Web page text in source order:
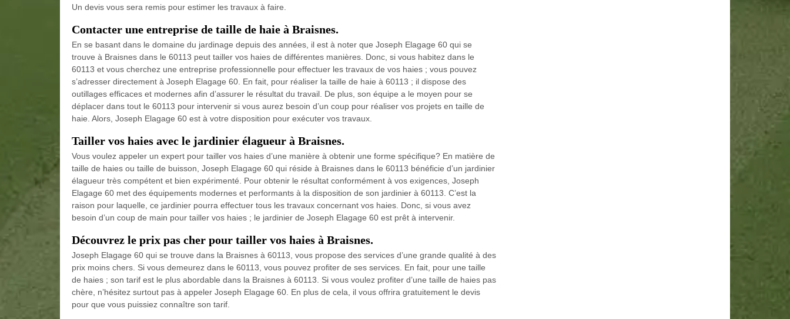
Un devis vous sera remis pour estimer les travaux à faire.
Contacter une entreprise de taille de haie à Braisnes.
En se basant dans le domaine du jardinage depuis des années, il est à noter que Joseph Elagage 60 qui se
trouve à Braisnes dans le 60113 peut tailler vos haies de différentes manières. Donc, si vous habitez dans le
60113 et vous cherchez une entreprise professionnelle pour effectuer les travaux de vos haies ; vous pouvez
s’adresser directement à Joseph Elagage 60. En fait, pour réaliser la taille de haie à 60113 ; il dispose des
outillages efficaces et modernes afin d’assurer le résultat du travail. De plus, son équipe a le moyen pour se
déplacer dans tout le 60113 pour intervenir si vous aurez besoin d’un coup pour réaliser vos projets en taille de
haie. Alors, Joseph Elagage 60 est à votre disposition pour exécuter vos travaux.
Tailler vos haies avec le jardinier élagueur à Braisnes.
Vous voulez appeler un expert pour tailler vos haies d’une manière à obtenir une forme spécifique? En matière de
taille de haies ou taille de buisson, Joseph Elagage 60 qui réside à Braisnes dans le 60113 bénéficie d’un jardinier
élagueur très compétent et bien expérimenté. Pour obtenir le résultat conformément à vos exigences, Joseph
Elagage 60 met des équipements modernes et performants à la disposition de son jardinier à 60113. C’est la
raison pour laquelle, ce jardinier pourra effectuer tous les travaux concernant vos haies. Donc, si vous avez
besoin d’un coup de main pour tailler vos haies ; le jardinier de Joseph Elagage 60 est prêt à intervenir.
Découvrez le prix pas cher pour tailler vos haies à Braisnes.
Joseph Elagage 60 qui se trouve dans la Braisnes à 60113, vous propose des services d’une grande qualité à des
prix moins chers. Si vous demeurez dans le 60113, vous pouvez profiter de ses services. En fait, pour une taille
de haies ; son tarif est le plus abordable dans la Braisnes à 60113. Si vous voulez profiter d’une taille de haies pas
chère, n’hésitez surtout pas à appeler Joseph Elagage 60. En plus de cela, il vous offrira gratuitement le devis
pour que vous puissiez connaître son tarif.